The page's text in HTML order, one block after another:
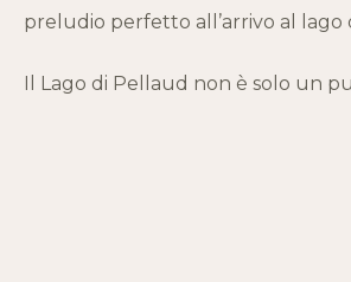
preludio perfetto all’arrivo al lago
Il Lago di Pellaud non è solo un